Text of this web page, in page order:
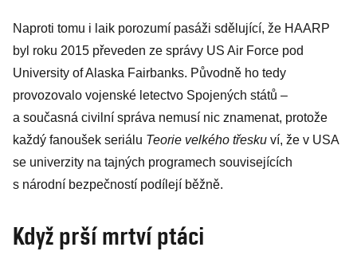
Naproti tomu i laik porozumí pasáži sdělující, že HAARP
byl roku 2015 převeden ze správy US Air Force pod
University of Alaska Fairbanks. Původně ho tedy
provozovalo vojenské letectvo Spojených států –
a současná civilní správa nemusí nic znamenat, protože
každý fanoušek seriálu Teorie velkého třesku ví, že v USA
se univerzity na tajných programech souvisejících
s národní bezpečností podílejí běžně.
Když prší mrtví ptáci